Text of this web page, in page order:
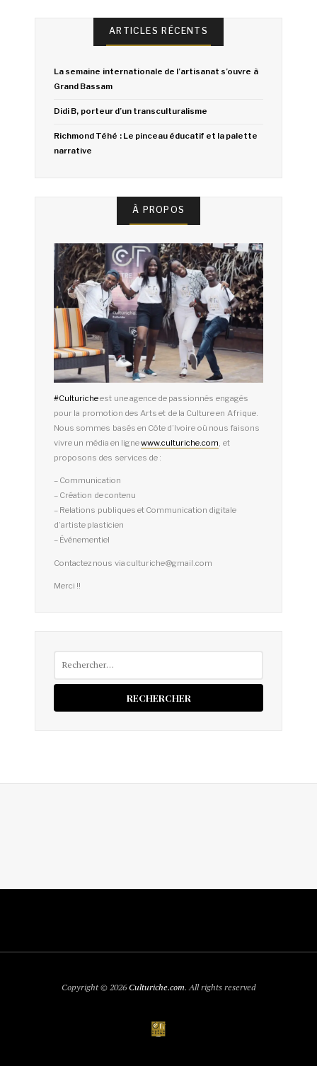
ARTICLES RÉCENTS
La semaine internationale de l’artisanat s’ouvre à
Grand Bassam
Didi B, porteur d’un transculturalisme
Richmond Téhé : Le pinceau éducatif et la palette
narrative
À PROPOS
#Culturicheest une agence de passionnés engagés
pour la promotion des Arts et de la Culture en Afrique.
Nous sommes basés en Côte d’Ivoire où nous faisons
vivre un média en lignewww.culturiche.com, et
proposons des services de :
– Communication
– Création de contenu
– Relations publiques et Communication digitale
d’artiste plasticien
– Événementiel
Contactez nous via culturiche@gmail.com
Merci !!
Copyright © 2026Culturiche.com. All rights reserved